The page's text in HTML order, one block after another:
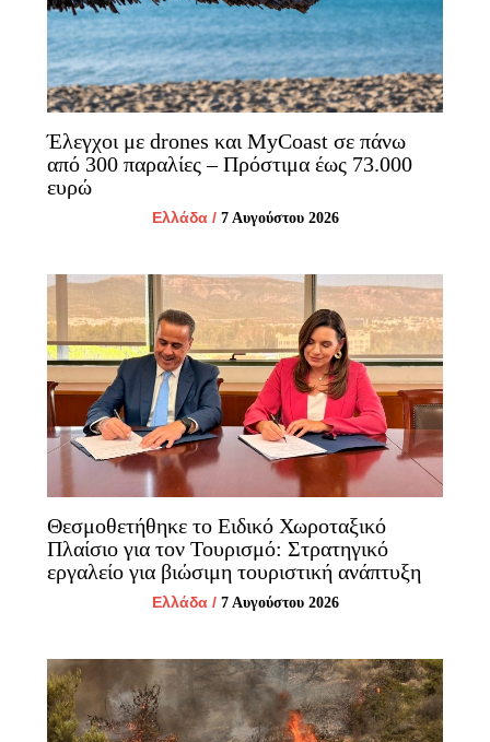
Έλεγχοι με drones και MyCoast σε πάνω
από 300 παραλίες – Πρόστιμα έως 73.000
ευρώ
Ελλάδα/ 7 Αυγούστου 2026
Θεσμοθετήθηκε το Ειδικό Χωροταξικό
Πλαίσιο για τον Τουρισμό: Στρατηγικό
εργαλείο για βιώσιμη τουριστική ανάπτυξη
Ελλάδα/ 7 Αυγούστου 2026